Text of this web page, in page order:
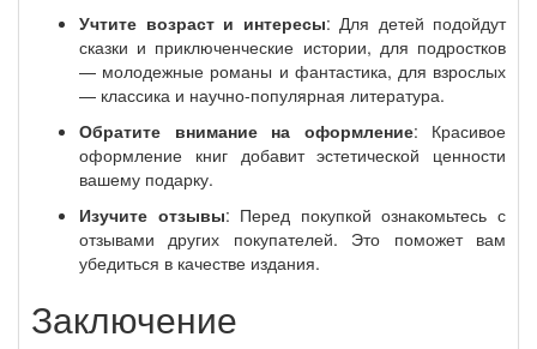
Учтите возраст и интересы: Для детей подойдут
сказки и приключенческие истории, для подростков
— молодежные романы и фантастика, для взрослых
— классика и научно-популярная литература.
Обратите внимание на оформление: Красивое
оформление книг добавит эстетической ценности
вашему подарку.
Изучите отзывы: Перед покупкой ознакомьтесь с
отзывами других покупателей. Это поможет вам
убедиться в качестве издания.
Заключение